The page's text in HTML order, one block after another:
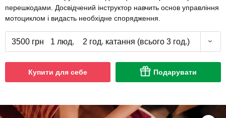
перешкодами. Досвідчений інструктор навчить основ управління
мотоциклом і видасть необхідне спорядження.
3500 грн 1 люд. 2 год. катання (всього 3 год.)
Купити для себе Подарувати